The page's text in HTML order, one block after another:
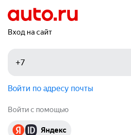
Вход на сайт
Войти по адресу почты
Войти с помощью
Яндекс